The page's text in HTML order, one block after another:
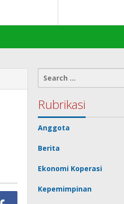
for:
Rubrikasi
Anggota
Berita
Ekonomi Koperasi
Kepemimpinan